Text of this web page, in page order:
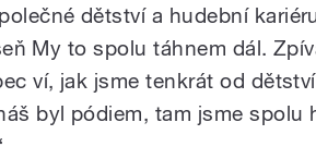
dětství a hudební
My to spolu táhnem dál.
ví, jak jsme tenkrát od
byl pódiem, tam jsme spolu